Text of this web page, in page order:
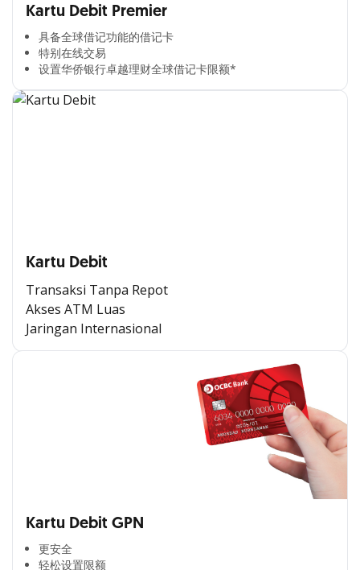
Kartu Debit Premier
具备全球借记功能的借记卡​
特别在线交易​
设置华侨银行卓越理财全球借记卡限额*​
Kartu Debit
Transaksi Tanpa Repot
Akses ATM Luas
Jaringan Internasional
Kartu Debit GPN
更安全​
轻松设置限额​